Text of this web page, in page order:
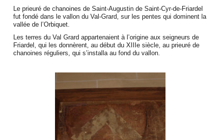
Le prieuré de chanoines de Saint-Augustin de Saint-Cyr-de-Friardel
fut fondé dans le vallon du Val-Grard, sur les pentes qui dominent la
vallée de l’Orbiquet.
Les terres du Val Grard appartenaient à l’origine aux seigneurs de
Friardel, qui les donnèrent, au début du XIIIe siècle, au prieuré de
chanoines réguliers, qui s’installa au fond du vallon.